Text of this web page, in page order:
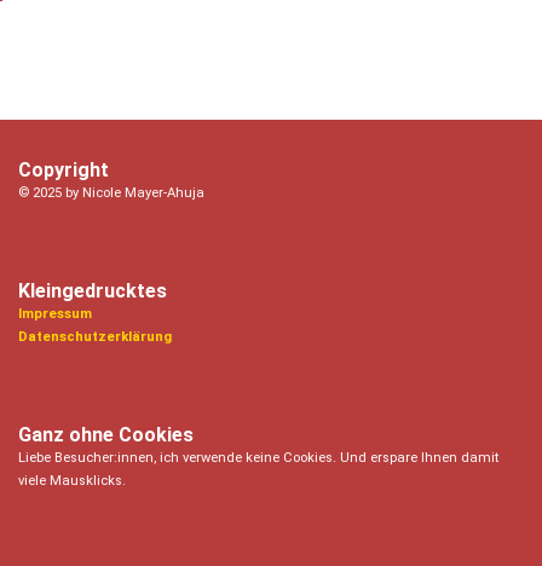
Copyright
© 2025 by Nicole Mayer-Ahuja
Kleingedrucktes
Impressum
Datenschutzerklärung
Ganz ohne Cookies
Liebe Besucher:innen, ich verwende keine Cookies. Und erspare Ihnen damit
viele Mausklicks.